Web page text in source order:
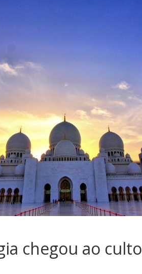
chegou ao culto